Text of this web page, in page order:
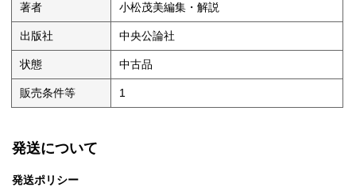
著者 小松茂美編集・解説
出版社 中央公論社
状態 中古品
販売条件等 1
発送について
発送ポリシー